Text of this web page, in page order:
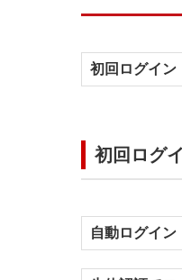
初回ログイン
初回ログ
自動ログイン